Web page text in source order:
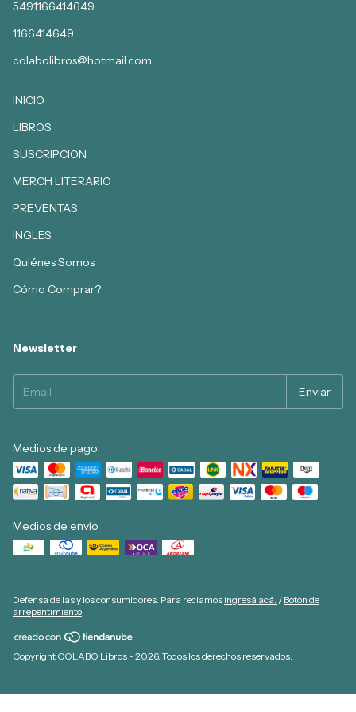
5491166414649
1166414649
colabolibros@hotmail.com
INICIO
LIBROS
SUSCRIPCION
MERCH LITERARIO
PREVENTAS
INGLES
Quiénes Somos
Cómo Comprar?
Newsletter
Medios de pago
Medios de envío
Defensa de las y los consumidores. Para reclamos ingresá acá. / Botón de
arrepentimiento
Copyright COLABO Libros - 2026. Todos los derechos reservados.